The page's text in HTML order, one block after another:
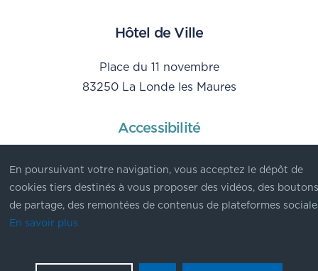
Hôtel de Ville
Place du 11 novembre
83250 La Londe les Maures
Accessibilité
Mentions Légales
Données personnelles
© Ville de La Londe les Maures - 2023
En poursuivant votre navigation, vous acceptez le dépôt de
cookies tiers destinés à vous proposer des vidéos, des
de partage, des remontées de contenus de plateformes
En savoir plus